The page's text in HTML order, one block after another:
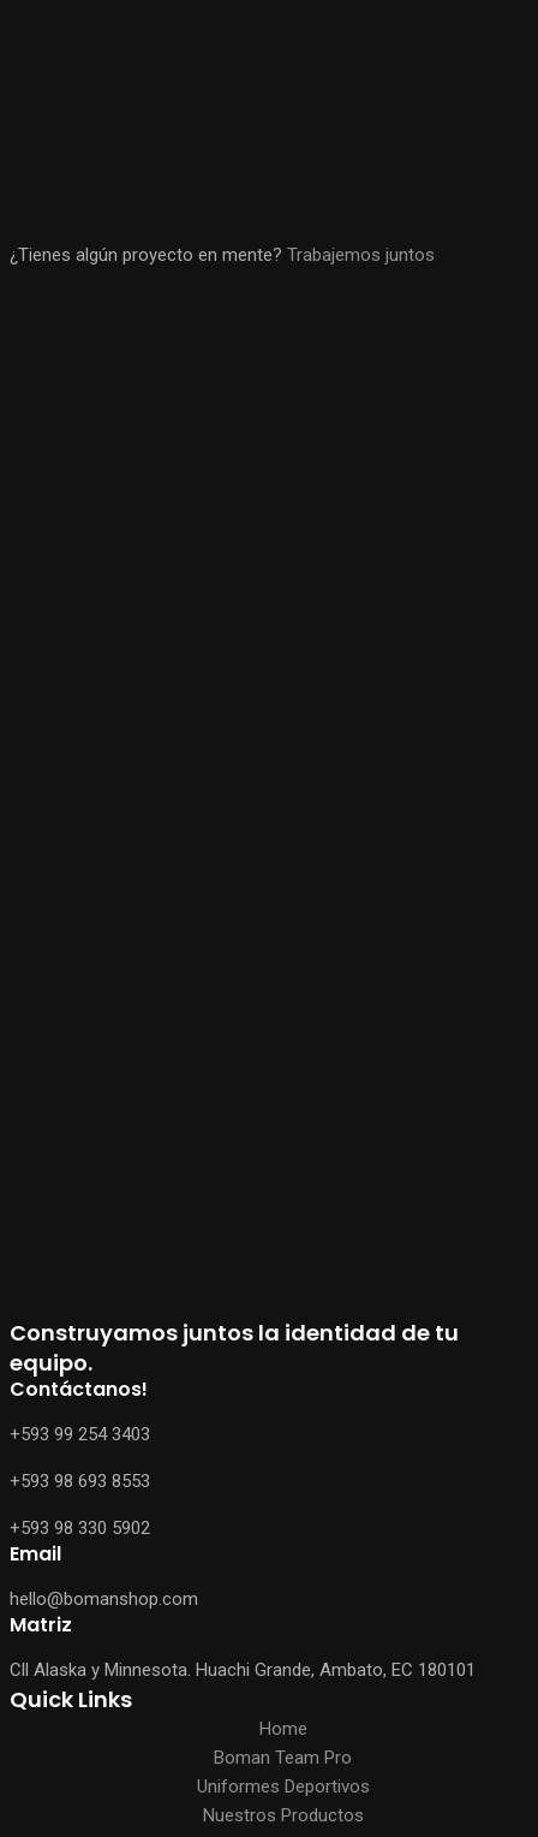
¿Tienes algún proyecto en mente? Trabajemos juntos
Construyamos juntos la identidad de tu
equipo.
Contáctanos!
+593 99 254 3403
+593 98 693 8553
+593 98 330 5902
Email
hello@bomanshop.com
Matriz
Cll Alaska y Minnesota. Huachi Grande, Ambato, EC 180101
Quick Links
Home
Boman Team Pro
Uniformes Deportivos
Nuestros Productos